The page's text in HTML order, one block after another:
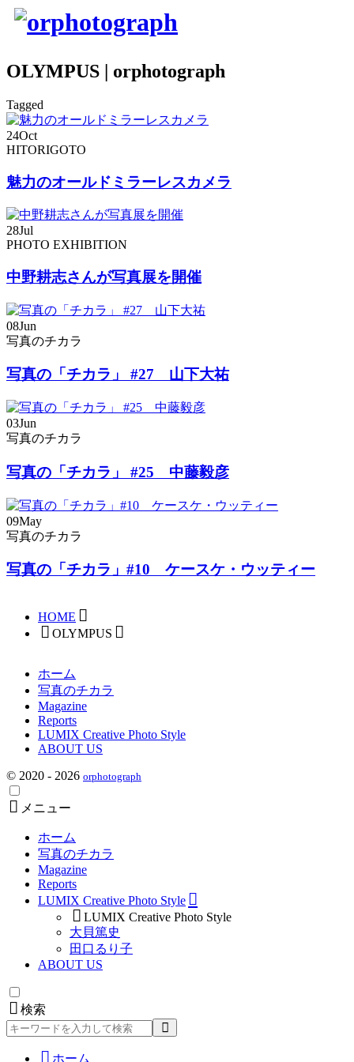
OLYMPUS | orphotograph
Tagged
24Oct
HITORIGOTO
魅力のオールドミラーレスカメラ
28Jul
PHOTO EXHIBITION
中野耕志さんが写真展を開催
08Jun
写真のチカラ
写真の「チカラ」 #27 山下大祐
03Jun
写真のチカラ
写真の「チカラ」 #25 中藤毅彦
09May
写真のチカラ
写真の「チカラ」#10 ケースケ・ウッティー
HOME
OLYMPUS
ホーム
写真のチカラ
Magazine
Reports
LUMIX Creative Photo Style
ABOUT US
© 2020 - 2026 orphotograph
メニュー
ホーム
写真のチカラ
Magazine
Reports
LUMIX Creative Photo Style
LUMIX Creative Photo Style
大貝篤史
田口るり子
ABOUT US
検索
検
ホーム